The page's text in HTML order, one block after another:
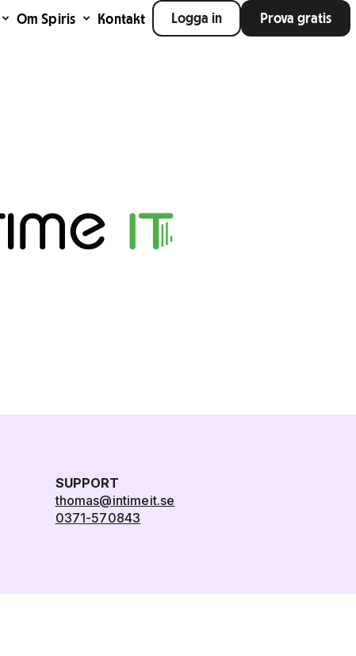
Om Spiris Kontakt Logga in Prova gratis
SUPPORT
thomas@intimeit.se
0371-570843